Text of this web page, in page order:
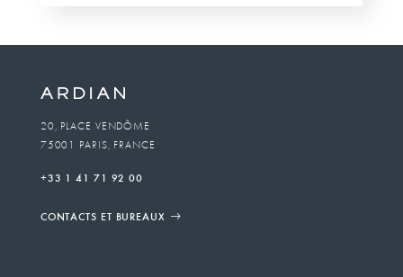
20, PLACE VENDÔME
75001 PARIS, FRANCE
+33 1 41 71 92 00
CONTACTS ET BUREAUX